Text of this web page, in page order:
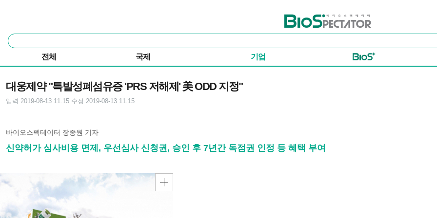
바이오스펙테이터
통
합
색
전체 국제 기업
대웅제약 "특발성폐섬유증 'PRS 저해제' 美 ODD 지정"
입력 2019-08-13 11:15 수정 2019-08-13 11:15
바이오스펙테이터 장종원 기자
신약허가 심사비용 면제, 우선심사 신청권, 승인 후 7년간 독점권 인정 등 혜택 부여